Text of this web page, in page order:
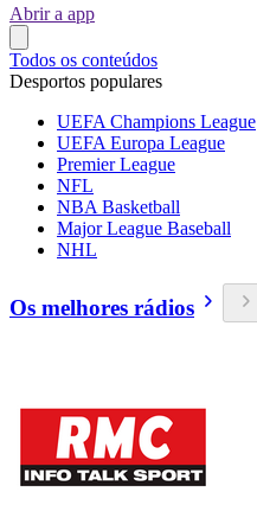
Abrir a app
Todos os conteúdos
Desportos populares
UEFA Champions League
UEFA Europa League
Premier League
NFL
NBA Basketball
Major League Baseball
NHL
Os melhores rádios